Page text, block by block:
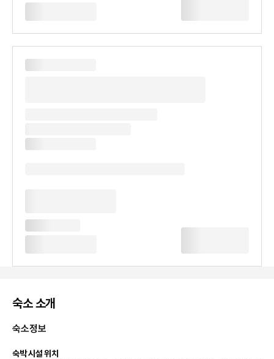
숙소 소개
숙소정보
숙박 시설 위치